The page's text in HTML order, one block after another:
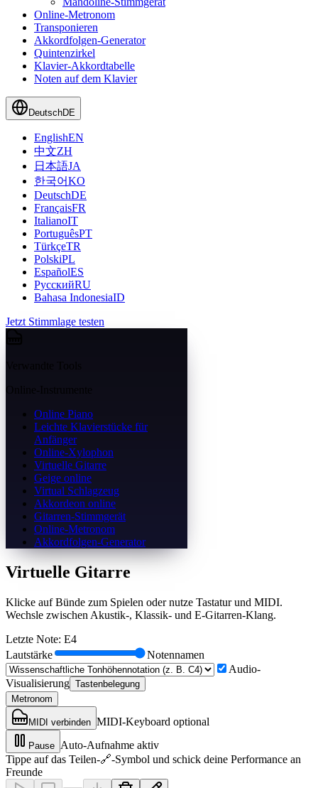
Online-Metronom
Transponieren
Akkordfolgen-Generator
Quintenzirkel
Klavier-Akkordtabelle
Noten auf dem Klavier
DeutschDE
EnglishEN
中文ZH
日本語JA
한국어KO
DeutschDE
FrançaisFR
ItalianoIT
PortuguêsPT
TürkçeTR
PolskiPL
EspañolES
РусскийRU
Bahasa IndonesiaID
Jetzt Stimmlage testen
Online-Instrumente
Online Piano
Leichte Klavierstücke für
Anfänger
Online-Xylophon
Virtuelle Gitarre
Geige online
Virtual Schlagzeug
Akkordeon online
Gitarren-Stimmgerät
Online-Metronom
Akkordfolgen-Generator
Virtuelle Gitarre
Klicke auf Bünde zum Spielen oder nutze Tastatur und MIDI.
Wechsle zwischen Akustik-, Klassik- und E-Gitarren-Klang.
Letzte Note: E4
Lautstärke
Notennamen
Audio-
Visualisierung Tastenbelegung
Metronom
MIDI verbinden MIDI-Keyboard optional
Pause Auto-Aufnahme aktiv
Tippe auf das Teilen-🔗-Symbol und schick deine Performance an
Freunde